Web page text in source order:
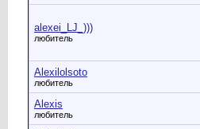
alexei_LJ_)))
любитель
Alexilolsoto
любитель
Alexis
любитель